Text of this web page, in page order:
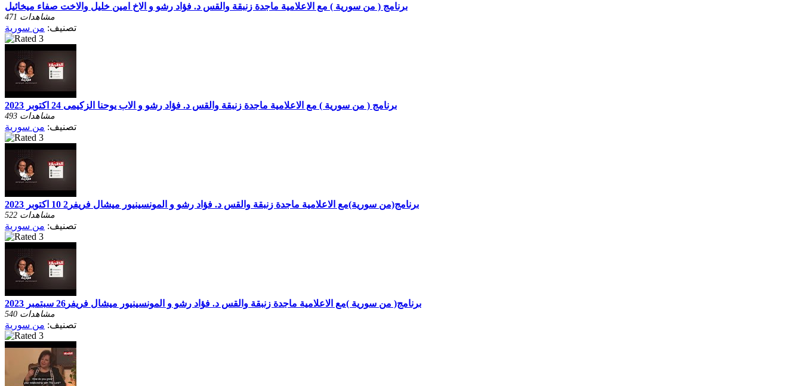
برنامج ( من سورية ) مع الاعلامية ماجدة زنبقة والقس د. فؤاد رشو و الاخ امين خليل والاخت صفاء ميخائيل
471 مشاهدات
تصنيف: من سورية
برنامج ( من سورية ) مع الاعلامية ماجدة زنبقة والقس د. فؤاد رشو و الاب يوحنا الزكيمى 24 اكتوبر 2023
493 مشاهدات
تصنيف: من سورية
برنامج(من سورية)مع الاعلامية ماجدة زنبقة والقس د. فؤاد رشو و المونسينيور ميشال فريفر2 10 اكتوبر 2023
522 مشاهدات
تصنيف: من سورية
برنامج( من سورية )مع الاعلامية ماجدة زنبقة والقس د. فؤاد رشو و المونسينيور ميشال فريفر26 سبتمبر 2023
540 مشاهدات
تصنيف: من سورية